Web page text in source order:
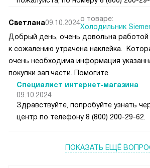
Светлана09.10.2024о товаре:
Холодильник
Добрый день, очень довольна работой
к сожалению утрачена наклейка.
очень необходима информация
покупки зап.части. Помогите
Специалист интернет-магазина
09.10.2024
Здравствуйте, попробуйте узнать
центр по телефону 8 (800) 200-29-62.
ПОКАЗАТЬ ЕЩЁ